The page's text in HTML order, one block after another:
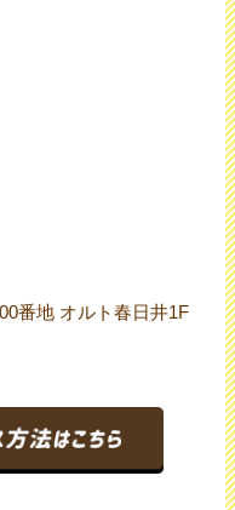
番地 オルト春日井1F